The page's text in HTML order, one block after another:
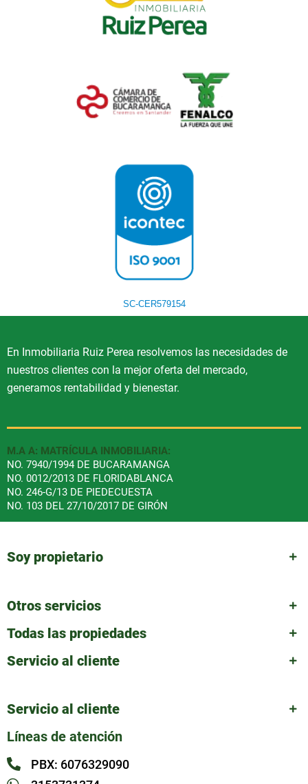
SC-CER579154
En Inmobiliaria Ruiz Perea resolvemos las necesidades de
nuestros clientes con la mejor oferta del mercado,
generamos rentabilidad y bienestar.
M.A A: MATRÍCULA INMOBILIARIA:
NO. 7940/1994 DE BUCARAMANGA
NO. 0012/2013 DE FLORIDABLANCA
NO. 246-G/13 DE PIEDECUESTA
NO. 103 DEL 27/10/2017 DE GIRÓN
Soy propietario
Otros servicios
Todas las propiedades
Servicio al cliente
Servicio al cliente
Líneas de atención
PBX: 6076329090